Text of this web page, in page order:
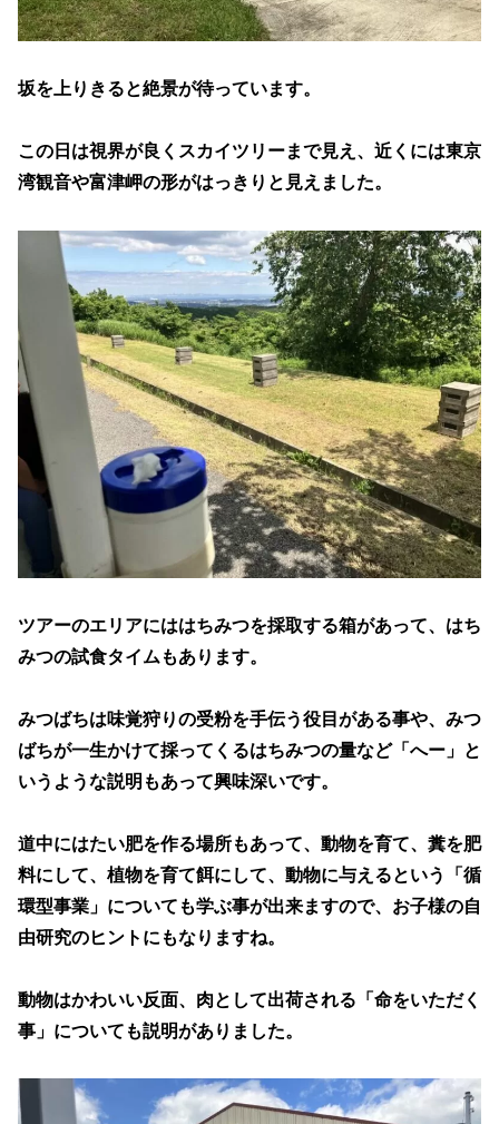
坂を上りきると絶景が待っています。
この日は視界が良くスカイツリーまで見え、近くには東京
湾観音や富津岬の形がはっきりと見えました。
ツアーのエリアにははちみつを採取する箱があって、はち
みつの試食タイムもあります。
みつばちは味覚狩りの受粉を手伝う役目がある事や、みつ
ばちが一生かけて採ってくるはちみつの量など「へー」と
いうような説明もあって興味深いです。
道中にはたい肥を作る場所もあって、動物を育て、糞を肥
料にして、植物を育て餌にして、動物に与えるという「循
環型事業」についても学ぶ事が出来ますので、お子様の自
由研究のヒントにもなりますね。
動物はかわいい反面、肉として出荷される「命をいただく
事」についても説明がありました。